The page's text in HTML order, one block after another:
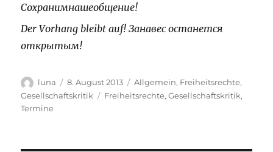
Сохранимнашеобщение!
Der Vorhang bleibt auf! Занавес останется
открытым!
Autor
luna
Veröffentlicht
am
8. August 2013 Kategorien
Allgemein, Freiheitsrechte,
Gesellschaftskritik
Schlagwörter
Freiheitsrechte,Gesellschaftskritik,
Termine